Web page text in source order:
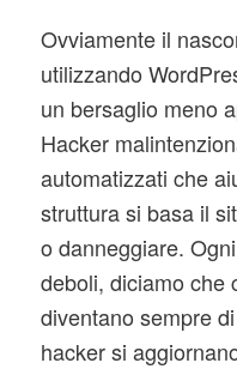
Ovviamente il
utilizzando
un bersaglio meno
Hacker
automatizzati che
struttura si basa il
o danneggiare.
deboli, diciamo che
diventano sempre
hacker si